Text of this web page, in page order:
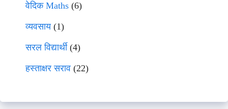
वेदिक Maths (6)
व्यवसाय(1)
सरल विद्यार्थी(4)
हस्ताक्षर सराव (22)